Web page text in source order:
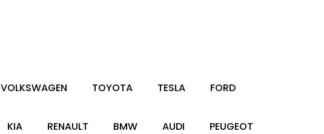
VOLKSWAGEN TOYOTA TESLA FORD
KIA RENAULT BMW AUDI PEUGEOT